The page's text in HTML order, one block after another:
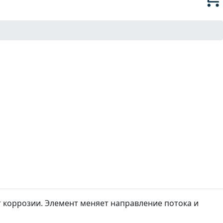
Элемент меняет направление потока и